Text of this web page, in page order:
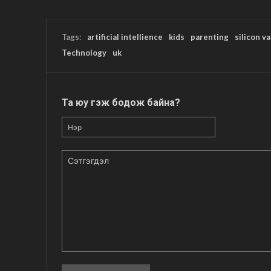
Tags: artificial intellience kids parenting
silicon
Technology
uk
Та юу гэж бодож байна?